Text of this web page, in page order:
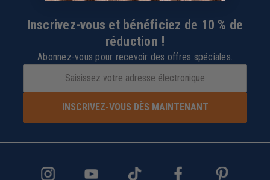
Inscrivez-vous et bénéficiez de 10 % de
réduction !
Abonnez-vous pour recevoir des offres spéciales.
INSCRIVEZ-VOUS DÈS MAINTENANT